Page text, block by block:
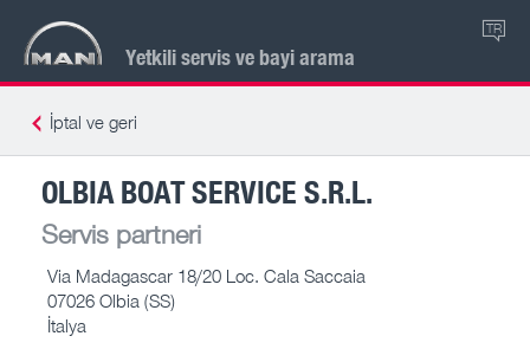
Yetkili servis ve bayi arama
TR
İptal ve geri
OLBIA BOAT SERVICE S.R.L.
Servis partneri
Via Madagascar 18/20 Loc. Cala Saccaia
07026 Olbia (SS)
İtalya